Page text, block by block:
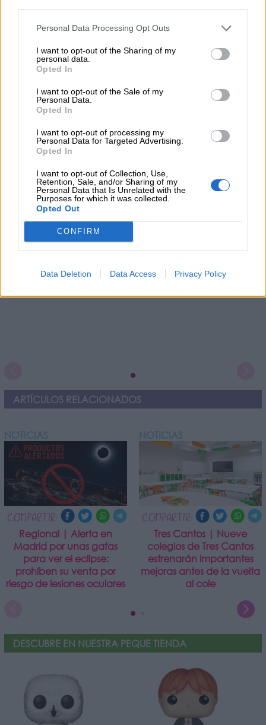
Personal Data Processing Opt Outs
I want to opt-out of the Sharing of my
personal data.
Opted In
I want to opt-out of the Sale of my
Personal Data.
Opted In
I want to opt-out of processing my
Personal Data for Targeted Advertising.
Opted In
I want to opt-out of Collection, Use,
Retention, Sale, and/or Sharing of my
Personal Data that Is Unrelated with the
Purposes for which it was collected.
Opted Out
CONFIRM
Data Deletion Data Access Privacy Policy
Sólo los usuarios registrados pueden escribir comentarios
He leído y acepto lascondiciones y la política de privacidad
OTROS EVENTOS QUE TE PUEDEN INTERESAR
ARTÍCULOS RELACIONADOS
NOTICIAS
COMPARTIR:
Regional | Alerta en
Madrid por unas gafas
para ver el eclipse:
prohíben su venta por
riesgo de lesiones oculares
NOTICIAS
COMPARTIR:
Tres Cantos | Nueve
colegios de Tres Cantos
estrenarán importantes
mejoras antes de la vuelta
al cole
DESCUBRE EN NUESTRA PEQUE TIENDA